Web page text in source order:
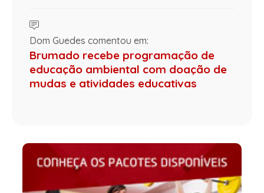
Dom Guedes comentou em:
Brumado recebe programação de
educação ambiental com doação de
mudas e atividades educativas